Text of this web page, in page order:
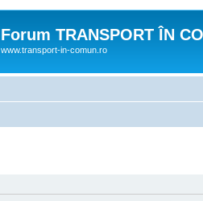
Forum TRANSPORT ÎN
www.transport-in-comun.ro